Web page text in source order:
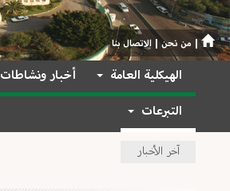
من نحن الاتصال بنا
الهيكلية العامة أخبار ونشاطات
التبرعات
آخر الأخبار